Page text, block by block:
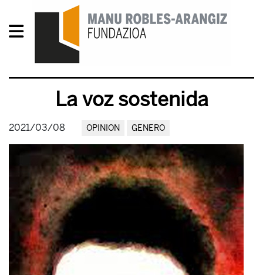
La voz sostenida
2021/03/08 OPINION GENERO